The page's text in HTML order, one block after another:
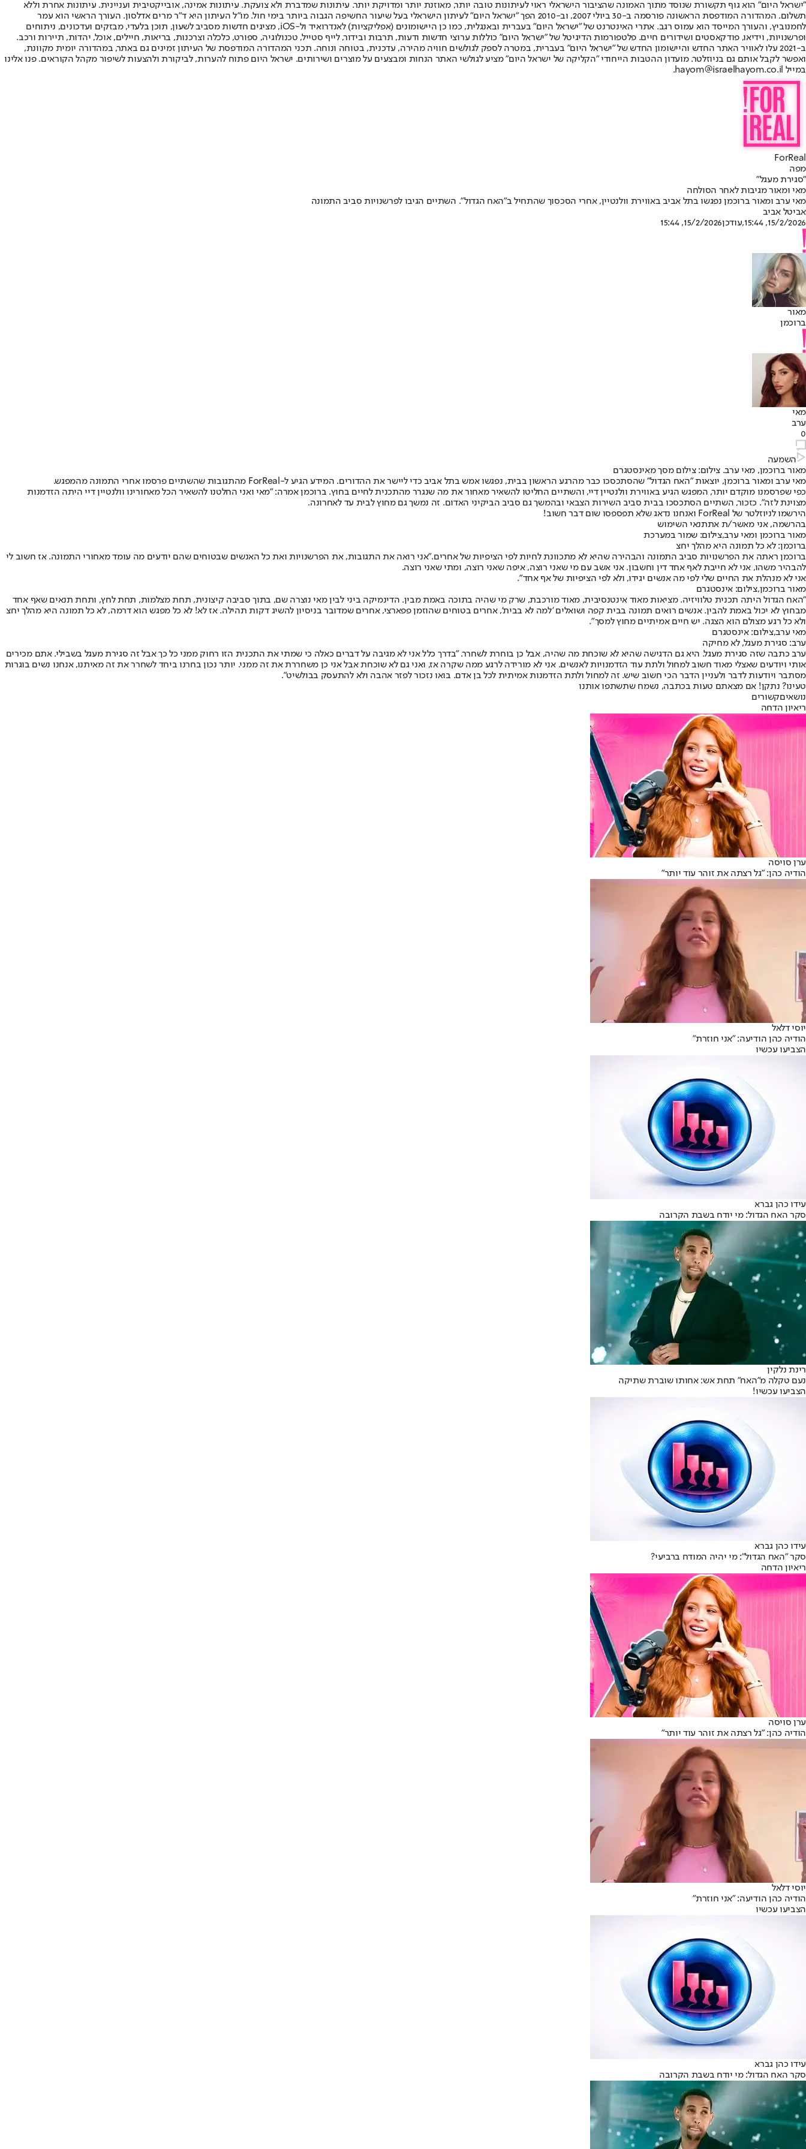
"ישראל היום" הוא גוף תקשורת שנוסד מתוך האמונה שהציבור הישראלי ראוי לעיתונות טובה יותר, מאוזנת יותר ומדויקת יותר. עיתונות שמדברת ולא צועקת. עיתונות אמינה, אובייקטיבית ועניינית. עיתונות אחרת וללא
תשלום. המהדורה המודפסת הראשונה פורסמה ב-30 ביולי 2007, וב-2010 הפך "ישראל היום" לעיתון הישראלי בעל שיעור החשיפה הגבוה ביותר בימי חול. מו"ל העיתון היא ד"ר מרים אדלסון. העורך הראשי הוא עמר
לחמנוביץ, והעורך המייסד הוא עמוס רגב. אתרי האינטרנט של "ישראל היום" בעברית ובאנגלית, כמו כן היישומונים (אפליקציות) לאנדרואיד ול-iOS, מציגים חדשות מסביב לשעון, תוכן בלעדי, מבזקים ועדכונים, ניתוחים
ופרשנויות, וידיאו, פודקאסטים ושידורים חיים. פלטפורמות הדיגיטל של "ישראל היום" כוללות ערוצי חדשות ודעות, תרבות ובידור, לייף סטייל, טכנולוגיה, ספורט, כלכלה וצרכנות, בריאות, חיילים, אוכל, יהדות, תיירות ורכב.
ב-2021 עלו לאוויר האתר החדש והיישומון החדש של "ישראל היום" בעברית, במטרה לספק לגולשים חוויה מהירה, עדכנית, בטוחה ונוחה. תכני המהדורה המודפסת של העיתון זמינים גם באתר, במהדורה יומית מקוונת,
ואפשר לקבל אותם גם בניוזלטר. מועדון ההטבות הייחודי "הקליקה של ישראל היום" מציע לגולשי האתר הנחות ומבצעים על מוצרים ושירותים. ישראל היום פתוח להערות, לביקורת ולהצעות לשיפור מקהל הקוראים. פנו אלינו
במייל hayom@israelhayom.co.il.
ForReal
מפה
"סגירת מעגל"
מאי ומאור מגיבות לאחר הסולחה
מאי ערב ומאור ברוכמן נפגשו בתל אביב באווירת וולנטיין, אחרי הסכסוך שהתחיל ב"האח הגדול". השתיים הגיבו לפרשנויות סביב התמונה
אביטל אביב
15/2/2026, 15:44
,עודכן15/2/2026, 15:44
מאור
ברוכמן
מאי
ערב
0
השמעה
מאור ברוכמן, מאי ערב. צילום: צילום מסך מאינסטגרם
מאי ערב ומאור ברוכמן, יוצאות "האח הגדול" שהסתכסכו כבר מהרגע הראשון בבית, נפגשו אמש בתל אביב כדי ליישר את ההדורים. המידע הגיע ל-ForReal מהתגובות שהשתיים פרסמו אחרי התמונה מהמפגש.
כפי שפרסמנו מוקדם יותר, המפגש הגיע באווירת וולנטיין דיי, והשתיים החליטו להשאיר מאחור את מה שנגרר מהתכנית לחיים בחוץ. ברוכמן אמרה: "מאי ואני החלטנו להשאיר הכל מאחורינו וולנטיין דיי היתה הזדמנות
מצוינת לזה". כזכור, השתיים הסתכסכו בבית סביב השירות הצבאי ובהמשך גם סביב הביקיני האדום. זה נמשך גם מחוץ לבית עד לאחרונה.
הירשמו לניוזלטר של ForReal ואנחנו נדאג שלא תפספסו שום דבר חשוב!
בהרשמה, אני מאשר/ת אתתנאי השימוש
מאור ברוכמן ומאי ערב,צילום: שמור במערכת
ברוכמן: לא כל תמונה היא מהלך יחצ
ברוכמן ראתה את הפרשנויות סביב התמונה והבהירה שהיא לא מתכוונת לחיות לפי הציפיות של אחרים."אני רואה את התגובות, את הפרשנויות ואת כל האנשים שבטוחים שהם יודעים מה עומד מאחורי התמונה. אז חשוב לי
להבהיר משהו, אני לא חייבת לאף אחד דין וחשבון. אני אשב עם מי שאני רוצה, איפה שאני רוצה, ומתי שאני רוצה.
אני לא מנהלת את החיים שלי לפי מה אנשים יגידו, ולא לפי הציפיות של אף אחד".
מאור ברוכמן,צילום: אינסטגרם
"האח הגדול היתה תכנית טלוויזיה. מציאות מאוד אינטנסיבית, מאוד מורכבת, שרק מי שהיה בתוכה באמת מבין. הדינמיקה ביני לבין מאי נוצרה שם, בתוך סביבה קיצונית, תחת מצלמות, תחת לחץ, ותחת תנאים שאף אחד
מבחוץ לא יכול באמת להבין. אנשים רואים תמונה בבית קפה ושואלים 'למה לא בבית', אחרים בטוחים שהוזמן פפארצי, אחרים שמדובר בניסיון להשיג דקות תהילה. אז לא! לא כל מפגש הוא דרמה, לא כל תמונה היא מהלך יחצ
ולא כל רגע מצולם הוא הצגה. יש חיים אמיתיים מחוץ למסך".
מאי ערב,צילום: אינסטגרם
ערב: סגירת מעגל, לא מחיקה
ערב כתבה שזה סגירת מעגל. היא גם הדגישה שהיא לא שוכחת מה שהיה, אבל כן בוחרת לשחרר. "בדרך כלל אני לא מגיבה על דברים כאלה כי שמתי את התכנית הזו רחוק ממני כל כך אבל זה סגירת מעגל בשבילי. אתם מכירים
אותי ויודעים שאצלי מאוד חשוב למחול ולתת עוד הזדמנויות לאנשים. אני לא מורידה לרגע ממה שקרה אז, ואני גם לא שוכחת אבל אני כן משחררת את זה ממני. יותר נכון בחרנו ביחד לשחרר את זה מאיתנו, אנחנו נשים בוגרות
מסתבר ויודעות לדבר ולעניין הדבר הכי חשוב שיש. זה למחול ולתת הזדמנות אמיתית לכל בן אדם. בואו נזכור לפזר אהבה ולא להתעסק בבולשיט".
טעינו? נתקן! אם מצאתם טעות בכתבה, נשמח שתשתפו אותנו
נושאיםקשורים
ריאיון הדחה
ערן סויסה
הודיה כהן: "גל רצתה את זוהר עוד יותר"
יוסי דלאל
הודיה כהן הודיעה: "אני חוזרת"
הצביעו עכשיו
עידו כהן גברא
סקר האח הגדול: מי יודח בשבת הקרובה
רינת נלקין
נעם טקלה מ"האח" תחת אש: אחותו שוברת שתיקה
הצביעו עכשיו!
עידו כהן גברא
סקר "האח הגדול": מי יהיה המודח ברביעי?
ריאיון הדחה
ערן סויסה
הודיה כהן: "גל רצתה את זוהר עוד יותר"
יוסי דלאל
הודיה כהן הודיעה: "אני חוזרת"
הצביעו עכשיו
עידו כהן גברא
סקר האח הגדול: מי יודח בשבת הקרובה